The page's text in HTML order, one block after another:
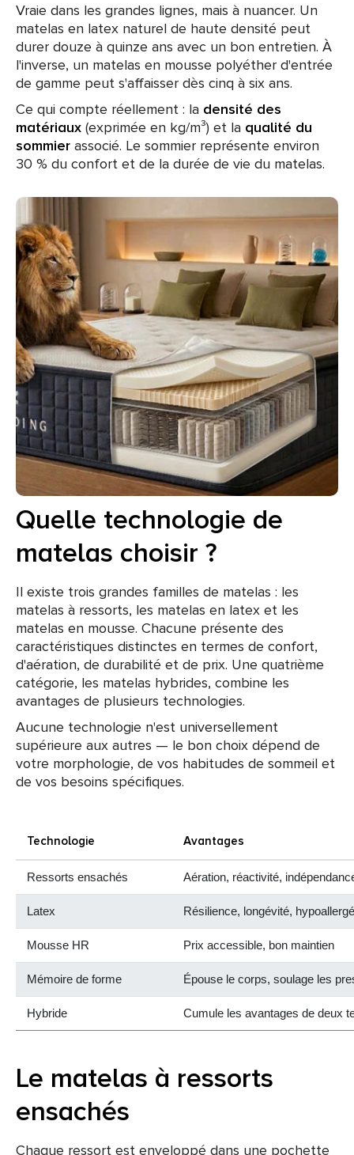
Vraie dans les grandes lignes, mais à nuancer. Un
matelas en latex naturel de haute densité peut
durer douze à quinze ans avec un bon entretien. À
l'inverse, un matelas en mousse polyéther d'entrée
de gamme peut s'affaisser dès cinq à six ans.
Ce qui compte réellement : la densité des
matériaux (exprimée en kg/m³) et la qualité du
sommier associé. Le sommier représente environ
30 % du confort et de la durée de vie du matelas.
Quelle technologie de
matelas choisir ?
Il existe trois grandes familles de matelas : les
matelas à ressorts, les matelas en latex et les
matelas en mousse. Chacune présente des
caractéristiques distinctes en termes de confort,
d'aération, de durabilité et de prix. Une quatrième
catégorie, les matelas hybrides, combine les
avantages de plusieurs technologies.
Aucune technologie n'est universellement
supérieure aux autres — le bon choix dépend de
votre morphologie, de vos habitudes de sommeil et
de vos besoins spécifiques.
Technologie Avantages
Ressorts ensachés Aération, réactivité,
Latex Résilience, longévité,
Mousse HR Prix accessible, bon maintien
Mémoire de forme Épouse le corps, soulage les
Hybride Cumule les avantages de deux
Le matelas à ressorts
ensachés
Chaque ressort est enveloppé dans une pochette